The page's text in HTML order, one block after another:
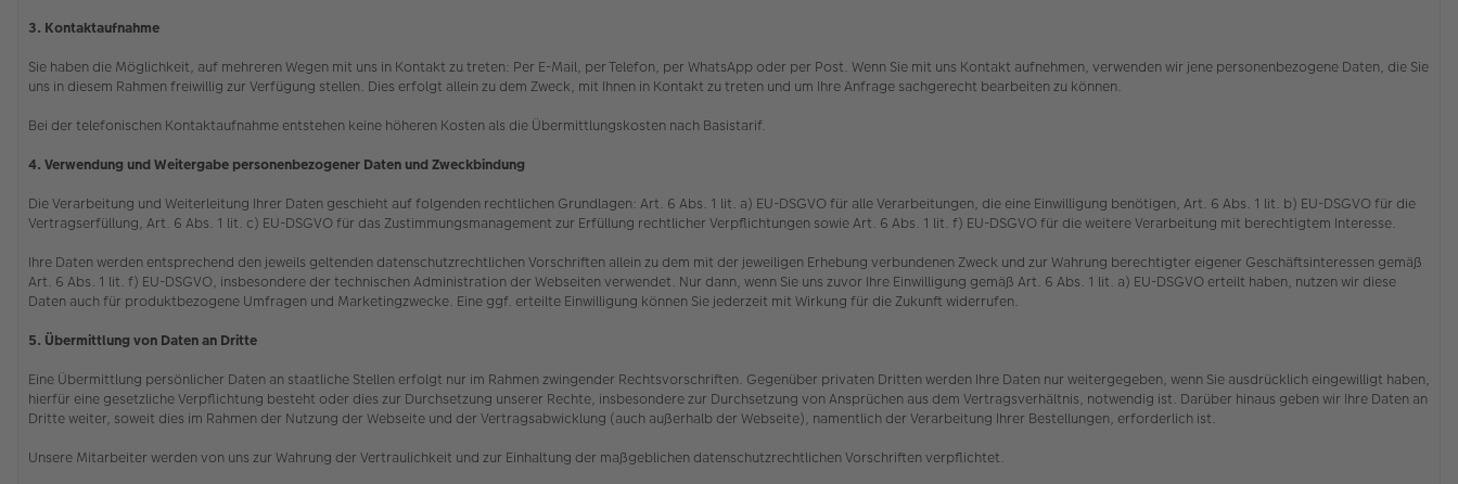
3. Kontaktaufnahme
Sie haben die Möglichkeit, auf mehreren Wegen mit uns in Kontakt zu treten: Per E-Mail, per Telefon, per WhatsApp oder per Post. Wenn Sie mit uns Kontakt aufnehmen, verwenden wir jene personenbezogene Daten, die Sie
uns in diesem Rahmen freiwillig zur Verfügung stellen. Dies erfolgt allein zu dem Zweck, mit Ihnen in Kontakt zu treten und um Ihre Anfrage sachgerecht bearbeiten zu können.
Bei der telefonischen Kontaktaufnahme entstehen keine höheren Kosten als die Übermittlungskosten nach Basistarif.
4. Verwendung und Weitergabe personenbezogener Daten und Zweckbindung
Die Verarbeitung und Weiterleitung Ihrer Daten geschieht auf folgenden rechtlichen Grundlagen: Art. 6 Abs. 1 lit. a) EU-DSGVO für alle Verarbeitungen, die eine Einwilligung benötigen, Art. 6 Abs. 1 lit. b) EU-DSGVO für die
Vertragserfüllung, Art. 6 Abs. 1 lit. c) EU-DSGVO für das Zustimmungsmanagement zur Erfüllung rechtlicher Verpflichtungen sowie Art. 6 Abs. 1 lit. f) EU-DSGVO für die weitere Verarbeitung mit berechtigtem Interesse.
Ihre Daten werden entsprechend den jeweils geltenden datenschutzrechtlichen Vorschriften allein zu dem mit der jeweiligen Erhebung verbundenen Zweck und zur Wahrung berechtigter eigener Geschäftsinteressen gemäß
Art. 6 Abs. 1 lit. f) EU-DSGVO, insbesondere der technischen Administration der Webseiten verwendet. Nur dann, wenn Sie uns zuvor Ihre Einwilligung gemäß Art. 6 Abs. 1 lit. a) EU-DSGVO erteilt haben, nutzen wir diese
Daten auch für produktbezogene Umfragen und Marketingzwecke. Eine ggf. erteilte Einwilligung können Sie jederzeit mit Wirkung für die Zukunft widerrufen.
5. Übermittlung von Daten an Dritte
Eine Übermittlung persönlicher Daten an staatliche Stellen erfolgt nur im Rahmen zwingender Rechtsvorschriften. Gegenüber privaten Dritten werden Ihre Daten nur weitergegeben, wenn Sie ausdrücklich eingewilligt haben,
hierfür eine gesetzliche Verpflichtung besteht oder dies zur Durchsetzung unserer Rechte, insbesondere zur Durchsetzung von Ansprüchen aus dem Vertragsverhältnis, notwendig ist. Darüber hinaus geben wir Ihre Daten an
Dritte weiter, soweit dies im Rahmen der Nutzung der Webseite und der Vertragsabwicklung (auch außerhalb der Webseite), namentlich der Verarbeitung Ihrer Bestellungen, erforderlich ist.
Unsere Mitarbeiter werden von uns zur Wahrung der Vertraulichkeit und zur Einhaltung der maßgeblichen datenschutzrechtlichen Vorschriften verpflichtet.